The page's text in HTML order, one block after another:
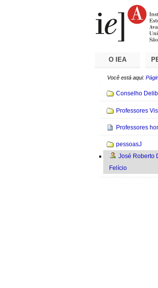
O IEA
Você está aqui:
Navegação
Conselho
Professores
Professores
pessoasJ
José Roberto
Felício